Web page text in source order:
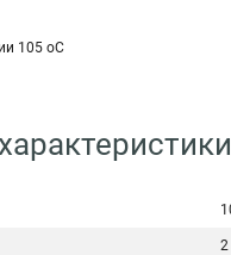
105 оС
2